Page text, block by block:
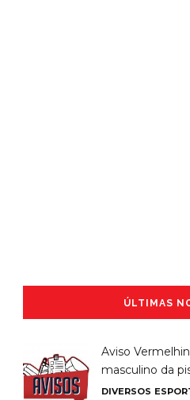
ÚLTIMAS
Aviso
masculino da
DIVERSOS